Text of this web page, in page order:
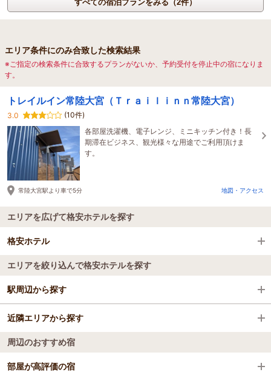
すべての宿泊プランをみる（2件）
エリア条件にのみ合致した検索結果
※ご指定の検索条件に合致するプランがないか、予約受付を停止中の宿になりま
す。
トレイルイン常陸大宮（Ｔｒａｉｌｉｎｎ常陸大宮）
3.0
(10件)
各部屋洗濯機、電子レンジ、ミニキッチン付き！長
期滞在ビジネス、観光様々な用途でご利用頂けま
す。
常陸大宮駅より車で5分 地図・アクセス
エリアを広げて格安ホテルを探す
格安ホテル
全国の格安ホテル
北茨城・奥久慈・日立
久慈・袋田
エリアを絞り込んで格安ホテルを探す
駅周辺から探す
大甕駅
常陸多賀駅
近隣エリアから探す
北茨城
周辺のおすすめ宿
部屋が高評価の宿